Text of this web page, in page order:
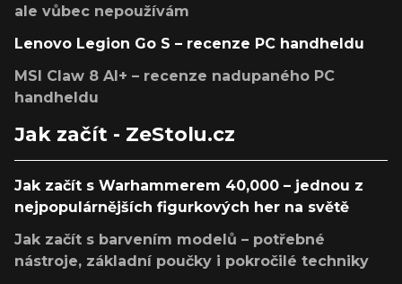
ale vůbec nepoužívám
Lenovo Legion Go S – recenze PC handheldu
MSI Claw 8 AI+ – recenze nadupaného PC
handheldu
Jak začít - ZeStolu.cz
Jak začít s Warhammerem 40,000 – jednou z
nejpopulárnějších figurkových her na světě
Jak začít s barvením modelů – potřebné
nástroje, základní poučky i pokročilé techniky